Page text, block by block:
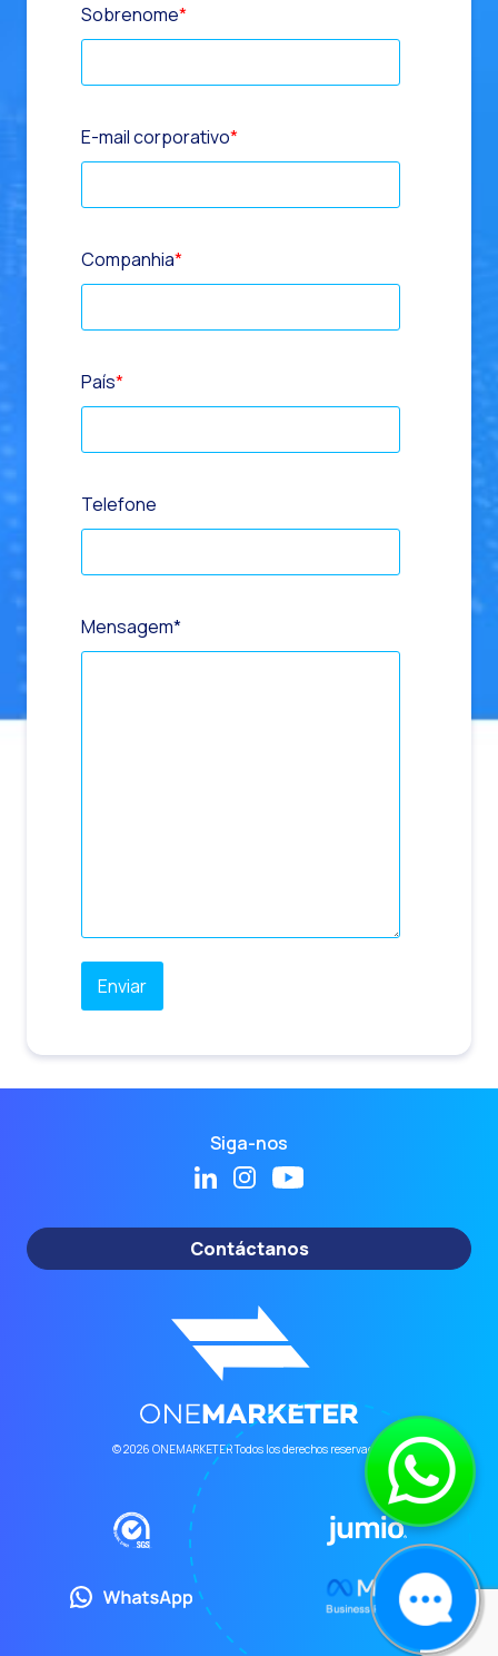
Sobrenome*
E-mail corporativo*
Companhia*
País*
Telefone
Mensagem*
Siga-nos
Contáctanos
© 2026 ONEMARKETER Todos los derechos reservados